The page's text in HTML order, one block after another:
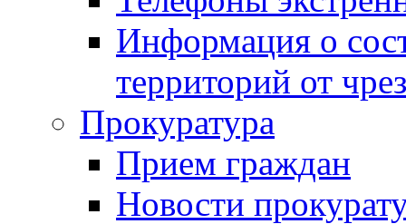
Информация о
территорий от
Прокуратура
Прием граждан
Новости